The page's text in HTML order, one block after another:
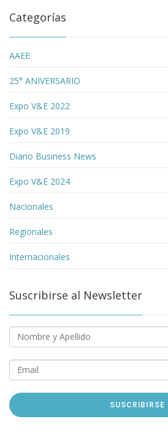
Categorías
AAEE
25° ANIVERSARIO
Expo V&E 2022
Expo V&E 2019
Diario Business News
Expo V&E 2024
Nacionales
Regionales
Internacionales
Suscribirse al Newsletter